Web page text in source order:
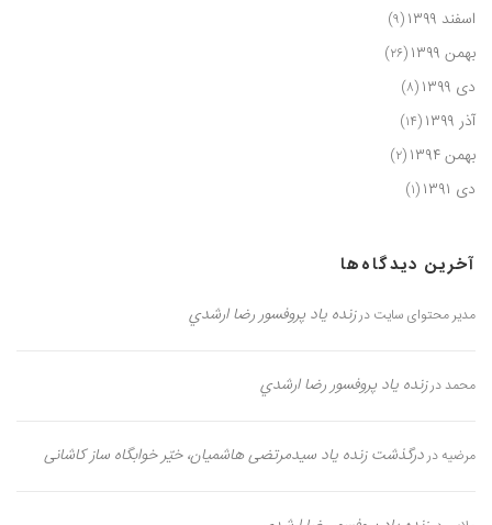
اسفند ۱۳۹۹ (۹)
بهمن ۱۳۹۹ (۲۶)
دی ۱۳۹۹ (۸)
آذر ۱۳۹۹ (۱۴)
بهمن ۱۳۹۴ (۲)
دی ۱۳۹۱ (۱)
آخرین دیدگاه‌ها
مدیر محتوای سایت درزنده یاد پروفسور رضا ارشدي
محمد درزنده یاد پروفسور رضا ارشدي
مرضیه در درگذشت زنده یاد سیدمرتضی هاشمیان، خیّر خوابگاه ساز کاشانی